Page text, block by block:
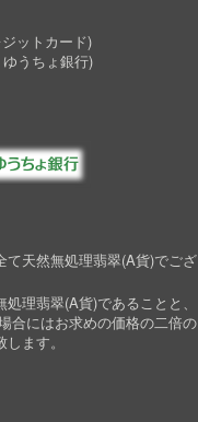
ットカード)
うちょ銀行)
て天然無処理翡翠(A貨)でござ
理翡翠(A貨)であることと、
合にはお求めの価格の二倍の
ます。